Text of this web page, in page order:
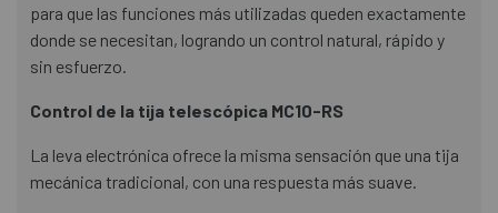
para que las funciones más utilizadas queden exactamente
donde se necesitan, logrando un control natural, rápido y
sin esfuerzo.
Control de la tija telescópica MC10-RS
La leva electrónica ofrece la misma sensación que una tija
mecánica tradicional, con una respuesta más suave.